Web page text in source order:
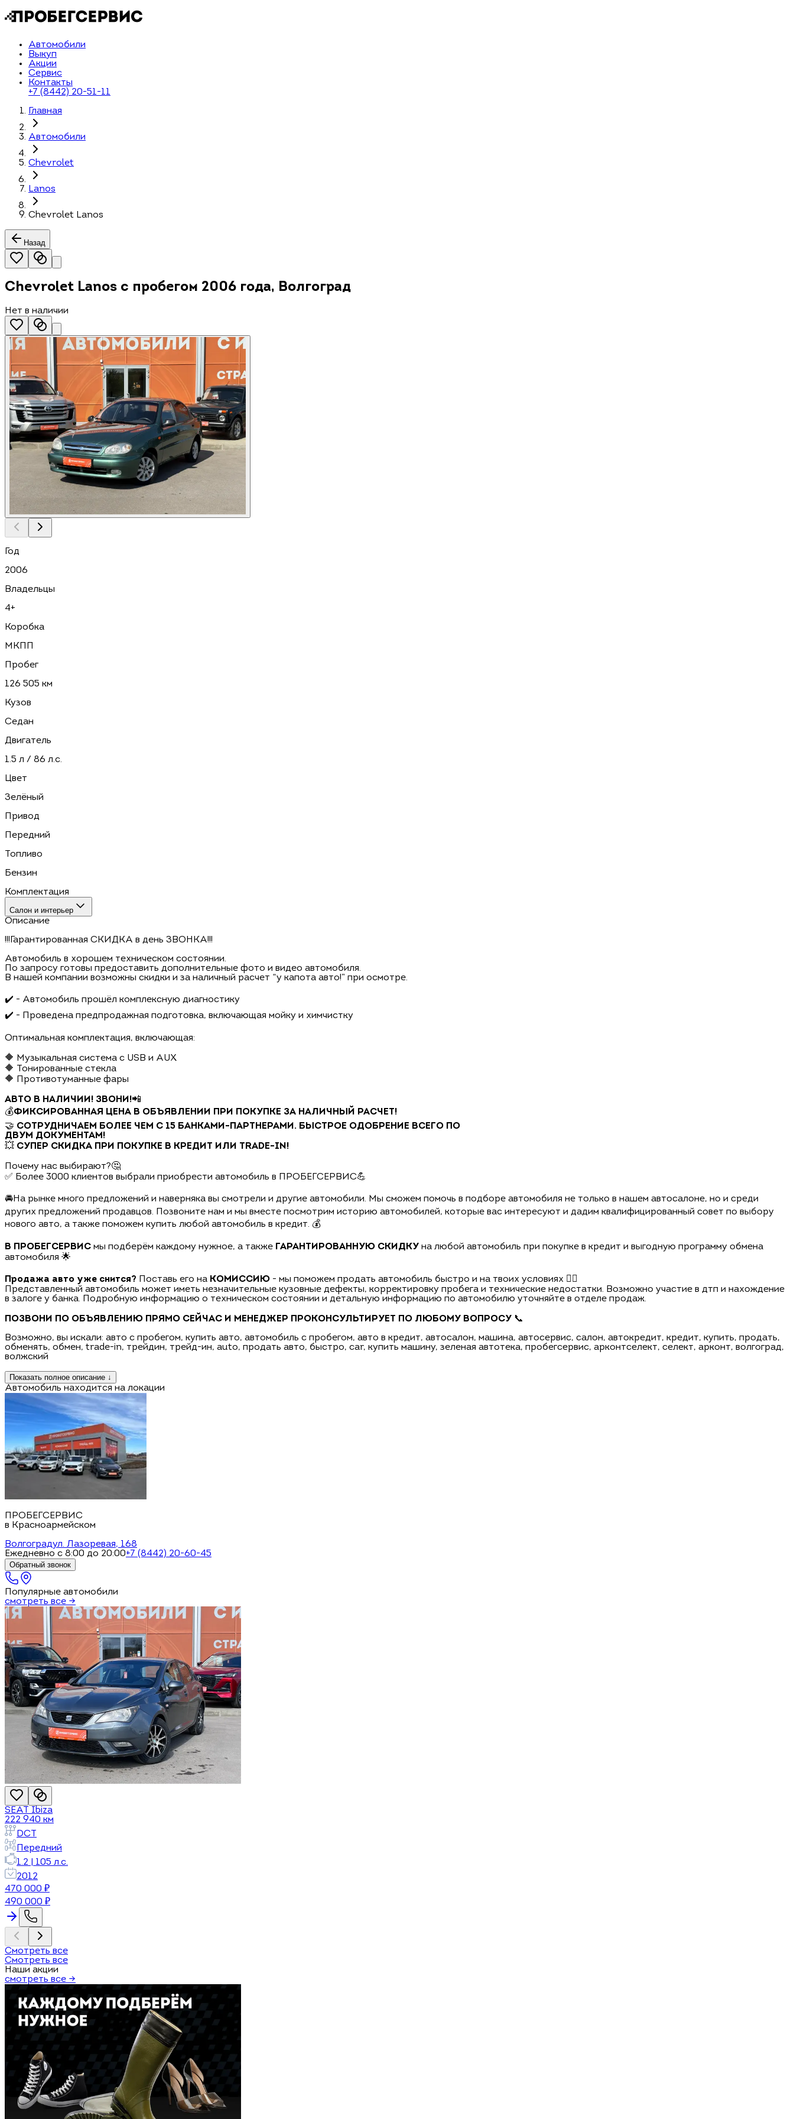
Автомобили
Выкуп
Акции
Сервис
Контакты
+7 (8442) 20-51-11
Главная
Автомобили
Chevrolet
Lanos
Chevrolet Lanos
Назад
Chevrolet Lanos с пробегом 2006 года, Волгоград
Нет в наличии
Год
2006
Владельцы
4+
Коробка
МКПП
Пробег
126 505 км
Кузов
Седан
Двигатель
1.5 л / 86 л.с.
Цвет
Зелёный
Привод
Передний
Топливо
Бензин
Комплектация
Салон и интерьер
Описание
!!!Гарантированная СКИДКА в день ЗВОНКА!!!
Автомобиль в хорошем техническом состоянии.
По запросу готовы предоставить дополнительные фото и видео автомобиля.
В нашей компании возможны скидки и за наличный расчет “у капота авто!” при осмотре.
✔️ - Автомобиль прошёл комплексную диагностику
✔️ - Проведена предпродажная подготовка, включающая мойку и химчистку
Оптимальная комплектация, включающая:
🔶 Музыкальная система с USB и AUX
🔶 Тонированные стекла
🔶 Противотуманные фары
АВТО В НАЛИЧИИ! ЗВОНИ!📲
💰ФИКСИРОВАННАЯ ЦЕНА В ОБЪЯВЛЕНИИ ПРИ ПОКУПКЕ ЗА НАЛИЧНЫЙ РАСЧЕТ!
🤝 СОТРУДНИЧАЕМ БОЛЕЕ ЧЕМ С 15 БАНКАМИ-ПАРТНЕРАМИ. БЫСТРОЕ ОДОБРЕНИЕ ВСЕГО ПО
ДВУМ ДОКУМЕНТАМ!
💥 СУПЕР СКИДКА ПРИ ПОКУПКЕ В КРЕДИТ ИЛИ TRADE-IN!
Почему нас выбирают?🤔
✅ Более 3000 клиентов выбрали приобрести автомобиль в ПРОБЕГСЕРВИС💪
🚘На рынке много предложений и наверняка вы смотрели и другие автомобили. Мы сможем помочь в подборе автомобиля не только в нашем автосалоне, но и среди
других предложений продавцов. Позвоните нам и мы вместе посмотрим историю автомобилей, которые вас интересуют и дадим квалифицированный совет по выбору
нового авто, а также поможем купить любой автомобиль в кредит. 💰
В ПРОБЕГСЕРВИС мы подберём каждому нужное, а также ГАРАНТИРОВАННУЮ СКИДКУ на любой автомобиль при покупке в кредит и выгодную программу обмена
автомобиля 🌟
Продажа авто уже снится? Поставь его на КОМИССИЮ - мы поможем продать автомобиль быстро и на твоих условиях 🏃‍♂️
Представленный автомобиль может иметь незначительные кузовные дефекты, корректировку пробега и технические недостатки. Возможно участие в дтп и нахождение
в залоге у банка. Подробную информацию о техническом состоянии и детальную информацию по автомобилю уточняйте в отделе продаж.
ПОЗВОНИ ПО ОБЪЯВЛЕНИЮ ПРЯМО СЕЙЧАС И МЕНЕДЖЕР ПРОКОНСУЛЬТИРУЕТ ПО ЛЮБОМУ ВОПРОСУ 📞
Возможно, вы искали: авто с пробегом, купить авто, автомобиль с пробегом, авто в кредит, автосалон, машина, автосервис, салон, автокредит, кредит, купить, продать,
обменять, обмен, trаdе-in, трейдин, трейд-ин, аutо, продать авто, быстро, саr, купить машину, зеленая автотека, пробегсервис, арконтселект, селект, арконт, волгоград,
волжский
Показать полное описание ↓
Автомобиль находится на локации
ПРОБЕГСЕРВИС
в Красноармейском
Волгоградул. Лазоревая, 168
Ежедневно с 8:00 до 20:00+7 (8442) 20-60-45
Обратный звонок
Популярные автомобили
смотреть все →
SEAT Ibiza
222 940 км
DCT
Передний
1.2
105 л.с.
2012
470 000 ₽
490 000 ₽
Смотреть все
Смотреть все
Наши акции
смотреть все →